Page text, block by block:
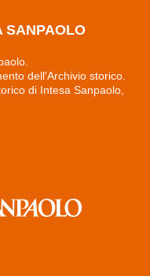
SANPAOLO
dell'Archivio storico.
di Intesa Sanpaolo,